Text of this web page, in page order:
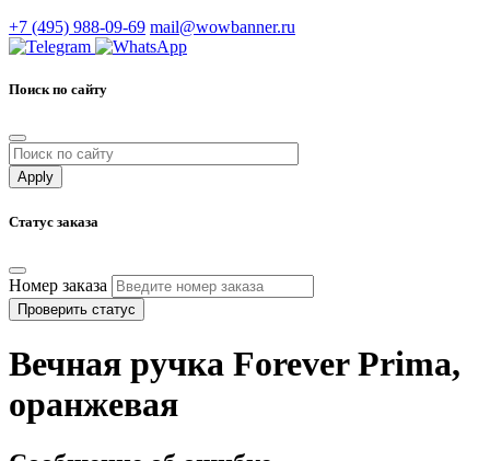
+7 (495) 988-09-69 mail@wowbanner.ru
Поиск по сайту
Статус заказа
Номер заказа
Проверить статус
Вечная ручка Forever Prima,
оранжевая